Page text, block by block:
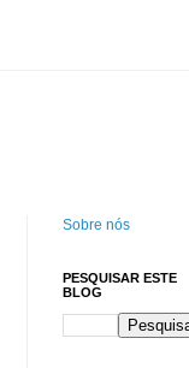
Sobre nós
PESQUISAR ESTE
BLOG